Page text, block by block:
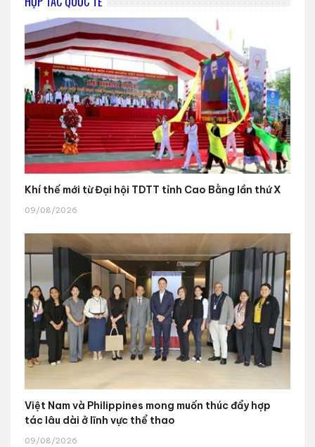
Khí thế mới từ Đại hội TDTT tỉnh Cao Bằng lần thứ X
09/08/2026
Việt Nam và Philippines mong muốn thúc đẩy hợp
tác lâu dài ở lĩnh vực thể thao
09/08/2026